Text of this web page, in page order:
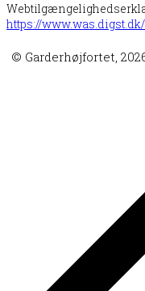
https://
© Garderhøjfortet,